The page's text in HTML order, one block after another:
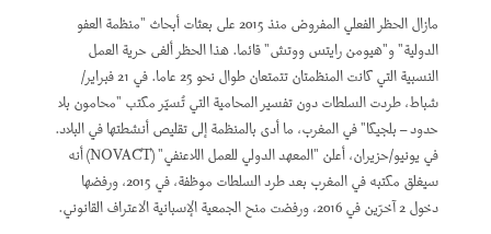
مازال الحظر الفعلي المفروض منذ 2015 على بعثات أبحاث "منظمة العفو
الدولية" و"هيومن رايتس ووتش" قائما. هذا الحظر ألغى حرية العمل
النسبية التي كانت المنظمتان تتمتعان طوال نحو 25 عاما. في 21 فبراير/
شباط، طردت السلطات دون تفسير المحامية التي تُسيّر مكتب "محامون بلا
حدود – بلجيكا" في المغرب، ما أدى بالمنظمة إلى تقليص أنشطتها في البلاد.
في يونيو/حزيران، أعلن "المعهد الدولي للعمل اللاعنفي" (NOVACT) أنه
سيغلق مكتبه في المغرب بعد طرد السلطات موظفة، في 2015، ورفضها
دخول 2 آخرَين في 2016، ورفضت منح الجمعية الإسبانية الاعتراف القانوني.